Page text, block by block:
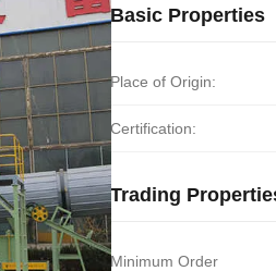
Basic Properties
Place of Origin:
Certification:
Trading
Minimum Order